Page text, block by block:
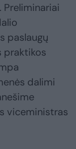
paslaugų
praktikos
dalimi
viceministras